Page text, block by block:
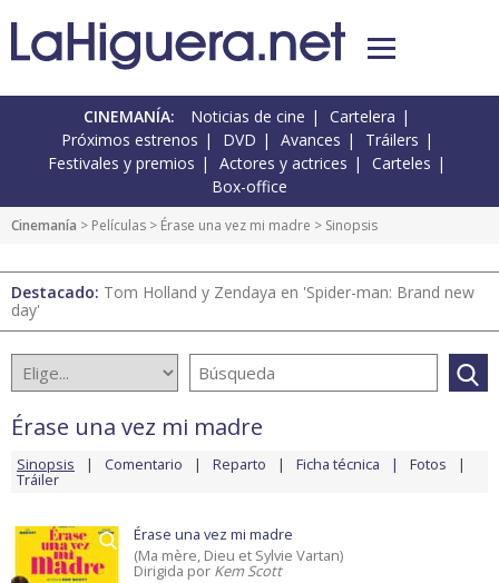
CINEMANÍA: Noticias de cine
Cartelera
Próximos estrenos
DVD Avances
Tráilers
Festivales y premios
Actores y actrices
Carteles
Box-office
Cinemanía > Películas > Érase una vez mi madre > Sinopsis
Destacado: Tom Holland y Zendaya en 'Spider-man: Brand new
day'
Érase una vez mi madre
Sinopsis Comentario Reparto Ficha técnica Fotos
Tráiler
Érase una vez mi madre
(Ma mère, Dieu et Sylvie Vartan)
Dirigida por Kem Scott